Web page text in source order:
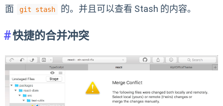
面
git stash 的。并且可以查看 Stash 的内容。
快捷的合并冲突